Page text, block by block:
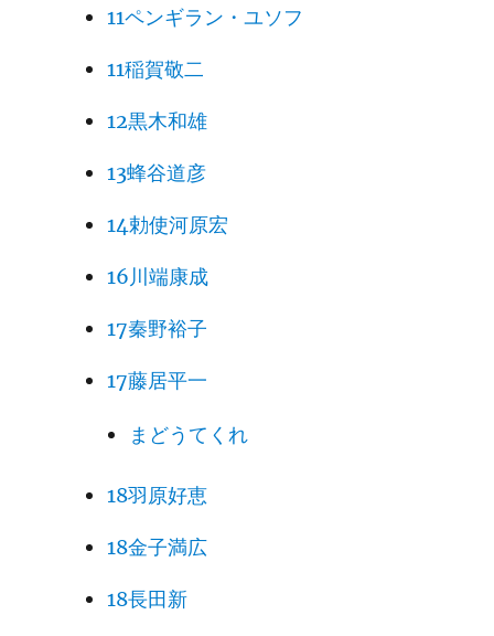
11ペンギラン・ユソフ
11稲賀敬二
12黒木和雄
13蜂谷道彦
14勅使河原宏
16川端康成
17秦野裕子
17藤居平一
まどうてくれ
18羽原好恵
18金子満広
18長田新